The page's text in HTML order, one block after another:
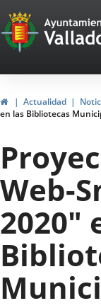
Portal
Web
del
de
InicioActualidad
en las Bibliotecas
Web-
2020"